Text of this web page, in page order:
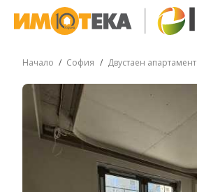
Начало София Двустаен апартамент